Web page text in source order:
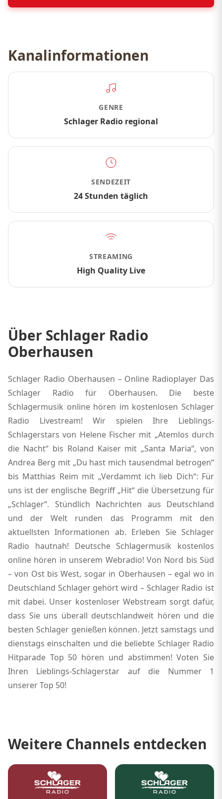
Kanalinformationen
GENRE
Schlager Radio regional
SENDEZEIT
24 Stunden täglich
STREAMING
High Quality Live
Über Schlager Radio
Oberhausen
Schlager Radio Oberhausen – Online Radioplayer Das
Schlager Radio für Oberhausen. Die beste
Schlagermusik online hören im kostenlosen Schlager
Radio Livestream! Wir spielen Ihre Lieblings-
Schlagerstars von Helene Fischer mit „Atemlos durch
die Nacht“ bis Roland Kaiser mit „Santa Maria“, von
Andrea Berg mit „Du hast mich tausendmal betrogen“
bis Matthias Reim mit „Verdammt ich lieb Dich“: Für
uns ist der englische Begriff „Hit“ die Übersetzung für
„Schlager“. Stündlich Nachrichten aus Deutschland
und der Welt runden das Programm mit den
aktuellsten Informationen ab. Erleben Sie Schlager
Radio hautnah! Deutsche Schlagermusik kostenlos
online hören in unserem Webradio! Von Nord bis Süd
– von Ost bis West, sogar in Oberhausen – egal wo in
Deutschland Schlager gehört wird – Schlager Radio ist
mit dabei. Unser kostenloser Webstream sorgt dafür,
dass Sie uns überall deutschlandweit hören und die
besten Schlager genießen können. Jetzt samstags und
dienstags einschalten und die beliebte Schlager Radio
Hitparade Top 50 hören und abstimmen! Voten Sie
Ihren Lieblings-Schlagerstar auf die Nummer 1
unserer Top 50!
Weitere Channels entdecken